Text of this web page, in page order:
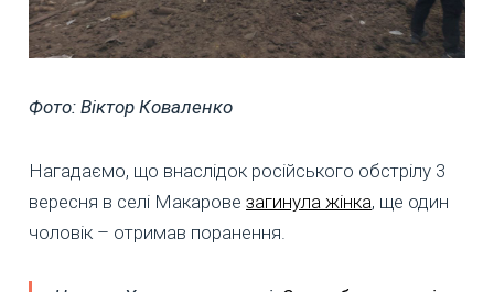
Фото: Віктор Коваленко
Нагадаємо, що внаслідок російського обстрілу 3
вересня в селі Макарове загинула жінка, ще один
чоловік – отримав поранення.